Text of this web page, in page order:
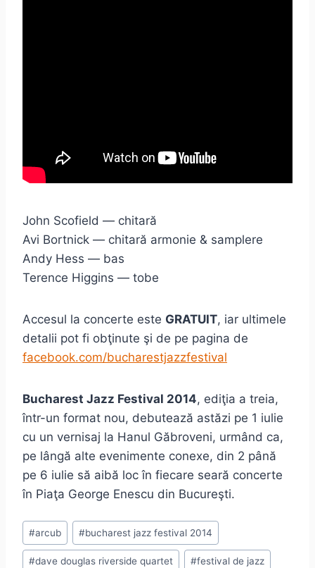
John Scofield — chitară
Avi Bortnick — chitară armonie & samplere
Andy Hess — bas
Terence Higgins — tobe
Accesul la concerte este GRATUIT, iar ultimele
detalii pot fi obţinute şi de pe pagina de
facebook.com/bucharestjazzfestival
Bucharest Jazz Festival 2014, ediţia a treia,
într-un format nou, debutează astăzi pe 1 iulie
cu un vernisaj la Hanul Găbroveni, urmând ca,
pe lângă alte evenimente conexe, din 2 până
pe 6 iulie să aibă loc în fiecare seară concerte
în Piaţa George Enescu din Bucureşti.
Post
Tags:
#arcub #bucharest jazz festival 2014
#dave douglas riverside quartet #festival de jazz